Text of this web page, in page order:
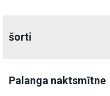
šorti
Palanga naktsmītne